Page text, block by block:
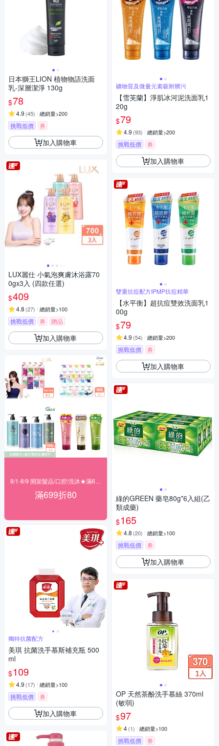
日本獅王LION 植物物語洗面
乳-深層潔淨 130g
$78
4.9 (45) 總銷量>200
挑戰低價 券
加入購物車
LUX麗仕 小氣泡爽膚沐浴露70
0gx3入 (四款任選)
$409
4.8 (27) 總銷量>100
挑戰低價 券 贈品
加入購物車
滿699折80
獨特抗菌配方
美琪 抗菌洗手慕斯補充瓶 500
ml
$109
4.9 (17) 總銷量>100
挑戰低價 券
加入購物車
礦物質及微量元素吸附髒污
【雪芙蘭】淨肌冰河泥洗面乳1
20g
$79
4.9 (93) 總銷量>200
挑戰低價 券
加入購物車
雙重抗痘配方IPMP抗痘精華
【水平衡】超抗痘雙效洗面乳1
00g
$79
4.9 (54) 總銷量>200
挑戰低價 券
加入購物車
綠的GREEN 藥皂80g*6入組(乙
類成藥)
$165
4.8 (20) 總銷量>100
挑戰低價 券
加入購物車
OP 天然茶酚洗手慕絲 370ml
(敏弱)
$97
4(1) 總銷量>100
挑戰低價 券